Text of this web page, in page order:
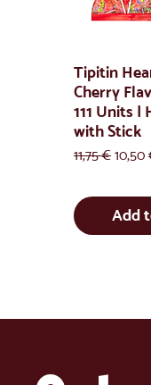
Tipitin
Cherry
111 Units |
with Stick
Regular Price
11,75 € Sale
10,50
Add